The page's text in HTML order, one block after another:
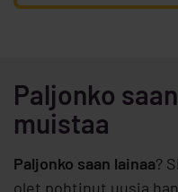
Paljonko
muistaa
Paljonko saan lainaa?
olet pohtinut uusia